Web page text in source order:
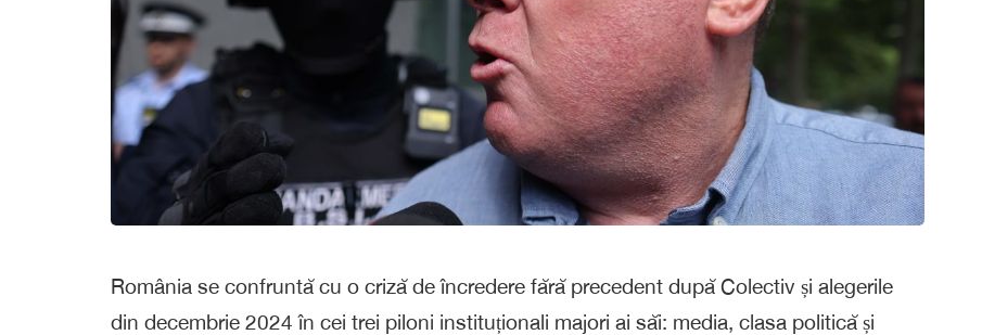
România se confruntă cu o criză de încredere fără precedent după Colectiv și alegerile
din decembrie 2024 în cei trei piloni instituționali majori ai săi: media, clasa politică și